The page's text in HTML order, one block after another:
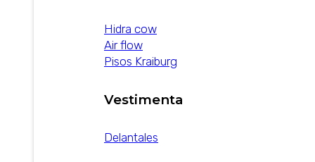
Hidra cow
Air flow
Pisos Kraiburg
Vestimenta
Delantales